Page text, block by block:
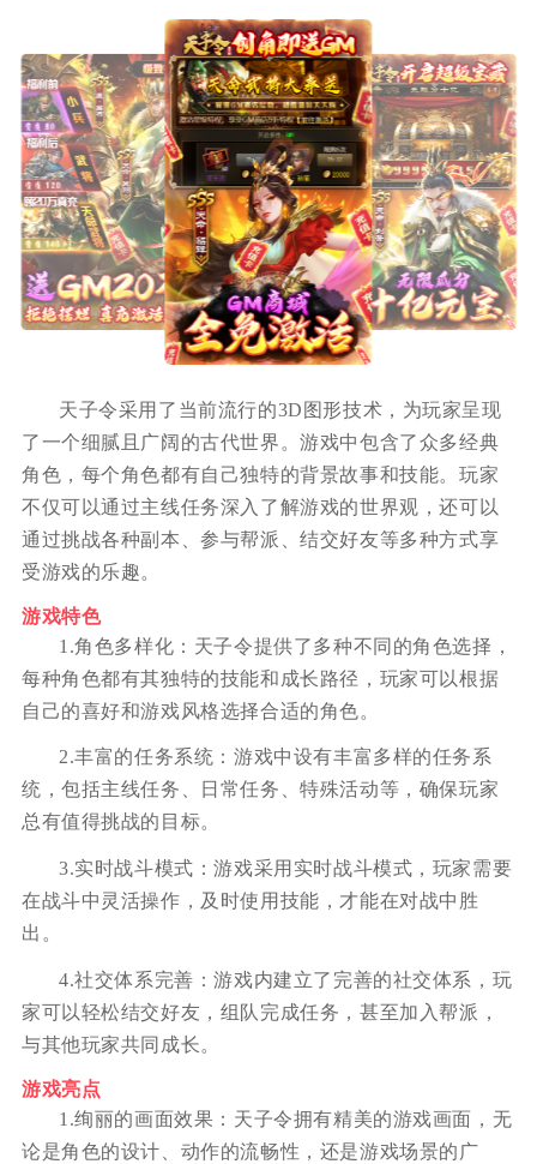
天子令采用了当前流行的3D图形技术，为玩家呈现
了一个细腻且广阔的古代世界。游戏中包含了众多经典
角色，每个角色都有自己独特的背景故事和技能。玩家
不仅可以通过主线任务深入了解游戏的世界观，还可以
通过挑战各种副本、参与帮派、结交好友等多种方式享
受游戏的乐趣。
游戏特色
1.角色多样化：天子令提供了多种不同的角色选择，
每种角色都有其独特的技能和成长路径，玩家可以根据
自己的喜好和游戏风格选择合适的角色。
2.丰富的任务系统：游戏中设有丰富多样的任务系
统，包括主线任务、日常任务、特殊活动等，确保玩家
总有值得挑战的目标。
3.实时战斗模式：游戏采用实时战斗模式，玩家需要
在战斗中灵活操作，及时使用技能，才能在对战中胜
出。
4.社交体系完善：游戏内建立了完善的社交体系，玩
家可以轻松结交好友，组队完成任务，甚至加入帮派，
与其他玩家共同成长。
游戏亮点
1.绚丽的画面效果：天子令拥有精美的游戏画面，无
论是角色的设计、动作的流畅性，还是游戏场景的广